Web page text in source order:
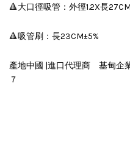
🔺大口徑吸管：外徑1.2X長
🔺吸管刷：長23CM±5%
產地中國 |進口代理商 基甸企
７